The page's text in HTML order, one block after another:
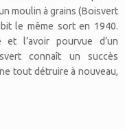
moulin à grains (Boisvert
le même sort en 1940.
l’avoir pourvue d’un
connaît un succès
tout détruire à nouveau,